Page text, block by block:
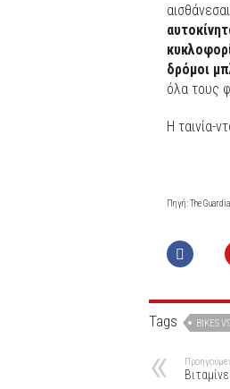
δρόμοι
όλα τους
Η ταινία-
Πηγή: The
Tags BIKES